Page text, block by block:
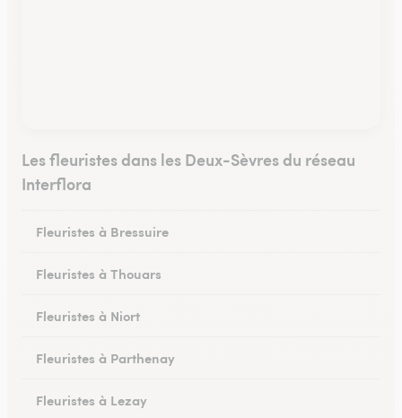
Les fleuristes dans les Deux-Sèvres du réseau
Interflora
Fleuristes à Bressuire
Fleuristes à Thouars
Fleuristes à Niort
Fleuristes à Parthenay
Fleuristes à Lezay